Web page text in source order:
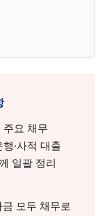
주요 채무
·사적 대출
일괄 정리
모두 채무로